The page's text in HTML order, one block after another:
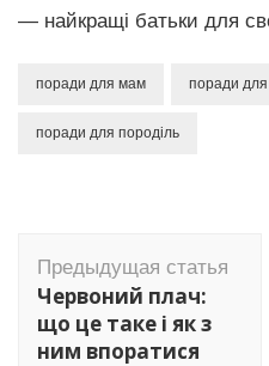
— найкращі батьки для
поради для мам поради
поради для породіль
по
записям
Предыдущая статья
Червоний плач:
що це таке і як з
ним впоратися